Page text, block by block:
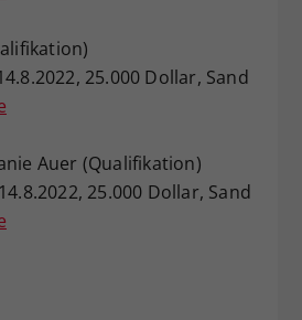
25.000 Dollar, Sand
Auer (Qualifikation)
25.000 Dollar, Sand